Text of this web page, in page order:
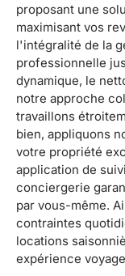
proposant une
maximisant vos
l'intégralité de la
professionnelle
dynamique, le
notre approche
travaillons
bien, appliquons
votre propriété
application de
conciergerie
par vous-même.
contraintes
locations
expérience